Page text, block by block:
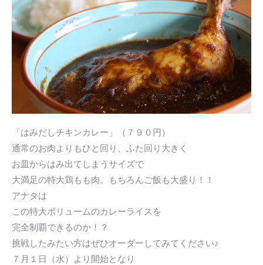
「はみだしチキンカレー」（７９０円）
通常のお肉よりもひと回り、ふた回り大きく
お皿からはみ出てしまうサイズで
大満足の特大鶏もも肉。もちろんご飯も大盛り！！
アナタは
この特大ボリュームのカレーライスを
完全制覇できるのか！？
挑戦したみたい方はぜひオーダーしてみてください♪
７月１日（水）より開始となり